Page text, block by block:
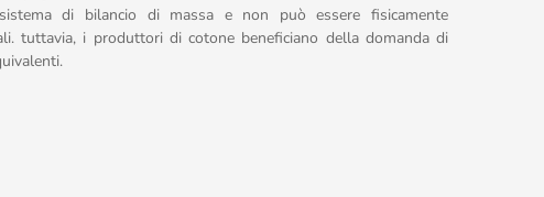
di bilancio di massa e non può essere fisicamente
tuttavia, i produttori di cotone beneficiano della domanda di